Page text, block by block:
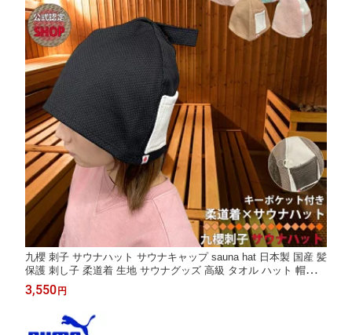
九櫻 刺子 サウナハット サウナキャップ sauna hat 日本製 国産 髪
保護 刺し子 柔道着 生地 サウナグッズ 高級 タオル ハット 帽子
温泉 メンズ レディース サウナシーン 断熱効果 抜群 頭皮 保護 髪
の毛 ダメージ 軽減 早川繊維 クザクラ 九桜 九櫻刺子 区分N SAU
3,550 円